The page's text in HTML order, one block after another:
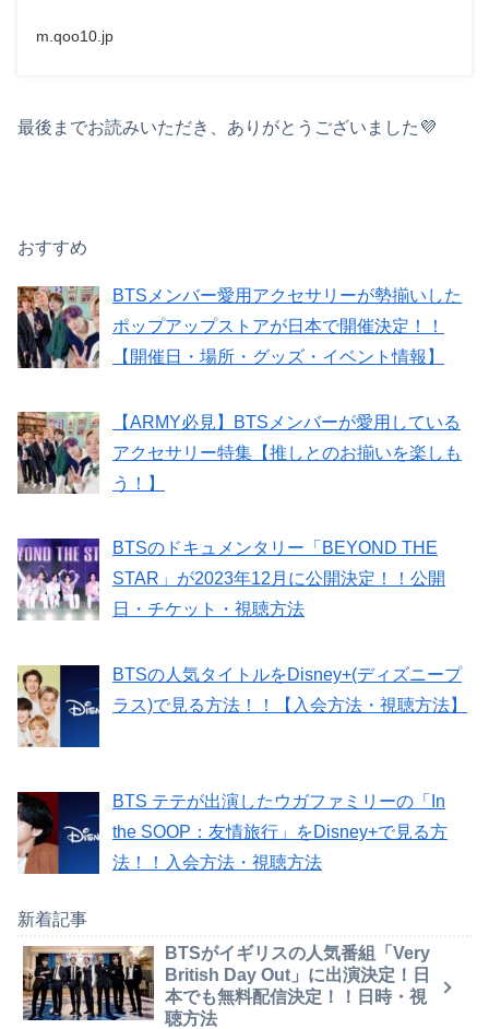
m.qoo10.jp
最後までお読みいただき、ありがとうございました💜
おすすめ
BTSメンバー愛用アクセサリーが勢揃いした
ポップアップストアが日本で開催決定！！
【開催日・場所・グッズ・イベント情報】
【ARMY必見】BTSメンバーが愛用している
アクセサリー特集【推しとのお揃いを楽しも
う！】
BTSのドキュメンタリー「BEYOND THE
STAR」が2023年12月に公開決定！！公開
日・チケット・視聴方法
BTSの人気タイトルをDisney+(ディズニープ
ラス)で見る方法！！【入会方法・視聴方法】
BTS テテが出演したウガファミリーの「In
the SOOP：友情旅行」をDisney+で見る方
法！！入会方法・視聴方法
新着記事
BTSがイギリスの人気番組「Very
British Day Out」に出演決定！日
本でも無料配信決定！！日時・視
聴方法